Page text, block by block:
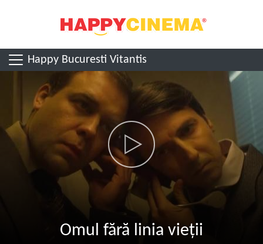
Happy Bucuresti Vitantis
Omul fără linia vieții